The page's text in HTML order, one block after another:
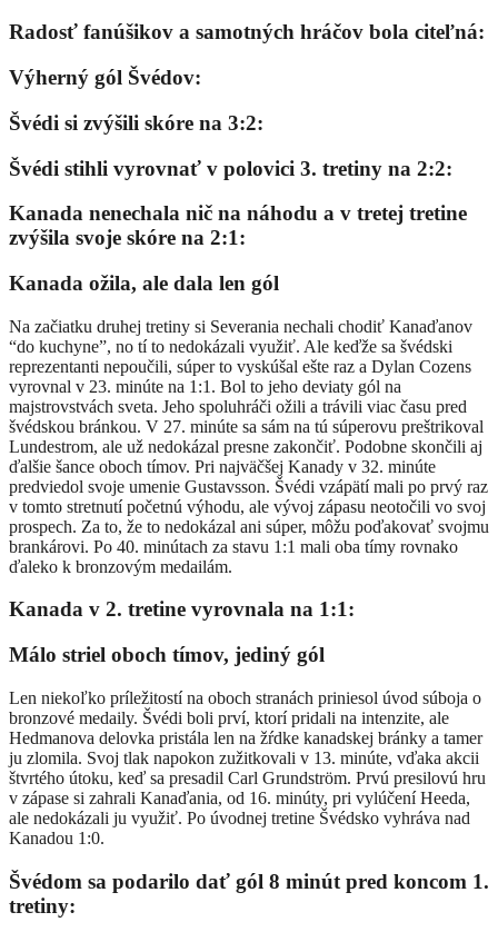
Radosť fanúšikov a samotných hráčov bola citeľná:
Výherný gól Švédov:
Švédi si zvýšili skóre na 3:2:
Švédi stihli vyrovnať v polovici 3. tretiny na 2:2:
Kanada nenechala nič na náhodu a v tretej tretine
zvýšila svoje skóre na 2:1:
Kanada ožila, ale dala len gól
Na začiatku druhej tretiny si Severania nechali chodiť Kanaďanov
“do kuchyne”, no tí to nedokázali využiť. Ale keďže sa švédski
reprezentanti nepoučili, súper to vyskúšal ešte raz a Dylan Cozens
vyrovnal v 23. minúte na 1:1. Bol to jeho deviaty gól na
majstrovstvách sveta. Jeho spoluhráči ožili a trávili viac času pred
švédskou bránkou. V 27. minúte sa sám na tú súperovu preštrikoval
Lundestrom, ale už nedokázal presne zakončiť. Podobne skončili aj
ďalšie šance oboch tímov. Pri najväčšej Kanady v 32. minúte
predviedol svoje umenie Gustavsson. Švédi vzápätí mali po prvý raz
v tomto stretnutí početnú výhodu, ale vývoj zápasu neotočili vo svoj
prospech. Za to, že to nedokázal ani súper, môžu poďakovať svojmu
brankárovi. Po 40. minútach za stavu 1:1 mali oba tímy rovnako
ďaleko k bronzovým medailám.
Kanada v 2. tretine vyrovnala na 1:1:
Málo striel oboch tímov, jediný gól
Len niekoľko príležitostí na oboch stranách priniesol úvod súboja o
bronzové medaily. Švédi boli prví, ktorí pridali na intenzite, ale
Hedmanova delovka pristála len na žŕdke kanadskej bránky a tamer
ju zlomila. Svoj tlak napokon zužitkovali v 13. minúte, vďaka akcii
štvrtého útoku, keď sa presadil Carl Grundström. Prvú presilovú hru
v zápase si zahrali Kanaďania, od 16. minúty, pri vylúčení Heeda,
ale nedokázali ju využiť. Po úvodnej tretine Švédsko vyhráva nad
Kanadou 1:0.
Švédom sa podarilo dať gól 8 minút pred koncom 1.
tretiny: